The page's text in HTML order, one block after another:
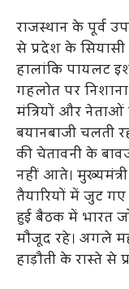
राजस्थान के पूर्व
से प्रदेश के
हालांकि पायलट
गहलोत पर
मंत्रियों और नेताओं
बयानबाजी चलती
की चेतावनी के
नहीं आते।
तैयारियों में जुट
हुई बैठक में भारत
मौजूद रहे। अगले
हाड़ौती के रास्ते से